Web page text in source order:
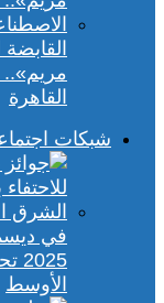
القاهرة
شبكات
الأوسط